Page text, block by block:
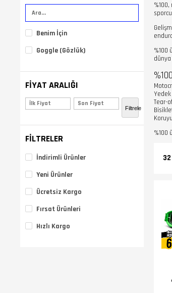
Benim İçin
Goggle (Gözlük)
FIYAT ARALIĞI
Filtrele
FILTRELER
İndirimli Ürünler
Yeni Ürünler
Ücretsiz Kargo
Fırsat Ürünleri
Hızlı Kargo
%100
Tear-
%100